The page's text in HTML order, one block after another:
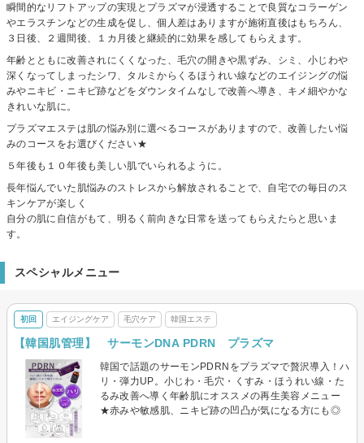
瞬間的なリフトアップの実現とプラズマが浸透することで良質なコラーゲン
やエラスチンなどの生成を促し、個人差はありますが施術直後はもちろん、
３日後、２週間後、１カ月後と継続的に効果を感してもらえます。
年齢とともに改善されにくくなった、毛穴の開きや黒ずみ、シミ、小じわや
深くなってしまったシワ、タルミからくるほうれい線などのエイジングの悩
みやニキビ・ニキビ跡などをダウンタイムなしで改善へ導き、キメ細やかな
きれいな肌に。
プラズマエステは肌の悩み別に選べるコースがありますので、改善したい悩
みのコースをお選びください★
５年後も１０年後も美しい肌でいられるように。
長年悩んでいた肌悩みのストレスから解放されることで、自宅での毎日のス
キンケアが楽しく
自分の肌に自信がもて、明るく前向きな日常を送ってもらえたらと思いま
す。
スペシャルメニュー
初回 エイジングケア 毛穴ケア 韓国エステ
【韓国肌管理】 サーモンDNA PDRN プラズマ
韓国で話題のサーモンPDRNをプラズマで贅沢導入！ハ
リ・弾力UP。小じわ・毛穴・くすみ・ほうれい線・た
るみ改善へ導く年齢肌にオススメの再生美容メニュー
★赤みや敏感肌、ニキビ跡の凹凸が気になる方にも◎